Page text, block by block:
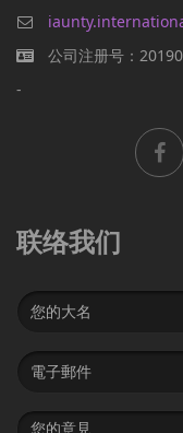
公司注册号：
-
联络我们
Name
Email
address
Message